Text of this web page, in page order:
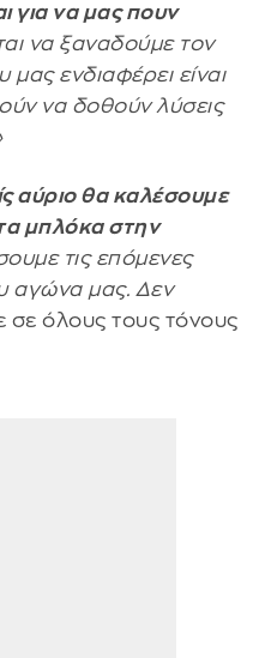
για να μας πουν
να ξαναδούμε τον
ενδιαφέρει είναι
να δοθούν λύσεις
αύριο θα καλέσουμε
μπλόκα στην
τις επόμενες
αγώνα μας. Δεν
σε όλους τους τόνους